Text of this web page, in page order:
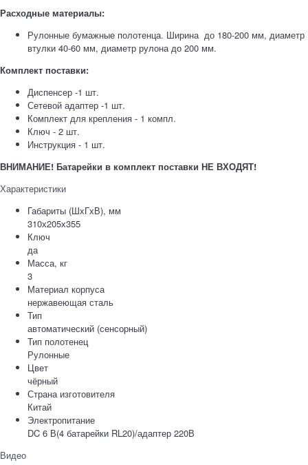
Расходные материалы:
Рулонные бумажные полотенца. Ширина до 180-200 мм, диаметр
втулки 40-60 мм, диаметр рулона до 200 мм.
Комплект поставки:
Диспенсер -1 шт.
Сетевой адаптер -1 шт.
Комплект для крепления - 1 компл.
Ключ - 2 шт.
Инструкция - 1 шт.
ВНИМАНИЕ! Батарейки в комплект поставки НЕ ВХОДЯТ!
Характеристики
Габариты (ШхГхВ), мм
310х205х355
Ключ
да
Масса, кг
3
Материал корпуса
нержавеющая сталь
Тип
автоматический (сенсорный)
Тип полотенец
Рулонные
Цвет
чёрный
Страна изготовителя
Китай
Электропитание
DC 6 В(4 батарейки RL20)/адаптер 220В
Видео